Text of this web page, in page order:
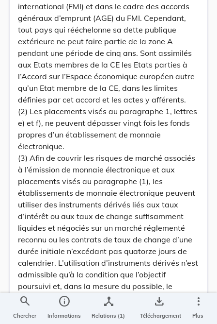
international (FMI) et dans le cadre des accords
généraux d’emprunt (AGE) du FMI. Cependant,
tout pays qui rééchelonne sa dette publique
extérieure ne peut faire partie de la zone A
pendant une période de cinq ans. Sont assimilés
aux Etats membres de la CE les Etats parties à
l’Accord sur l’Espace économique européen autre
qu’un Etat membre de la CE, dans les limites
définies par cet accord et les actes y afférents.
(2) Les placements visés au paragraphe 1, lettres
e) et f), ne peuvent dépasser vingt fois les fonds
propres d’un établissement de monnaie
électronique.
(3) Afin de couvrir les risques de marché associés
à l’émission de monnaie électronique et aux
placements visés au paragraphe (1), les
établissements de monnaie électronique peuvent
utiliser des instruments dérivés liés aux taux
d’intérêt ou aux taux de change suffisamment
liquides et négociés sur un marché réglementé
reconnu ou les contrats de taux de change d’une
durée initiale n’excédant pas quatorze jours de
calendrier. L’utilisation d’instruments dérivés n’est
admissible qu’à la condition que l’objectif
poursuivi et, dans la mesure du possible, le
résultat obtenu soient l’élimination totale des
risques de marché.
(4) La Commission établit des règles relatives à la
search
Chercher
info
Informations
device_hub
Relations (1)
save_alt
Téléchargement
more_vert
Plus